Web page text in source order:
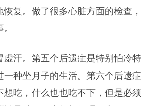
复。做了很多心脏方面的检查，
虚汗。第五个后遗症是特别怕冷特
一种坐月子的生活。第六个后遗症
想吃，什么也也吃不下，但是必须